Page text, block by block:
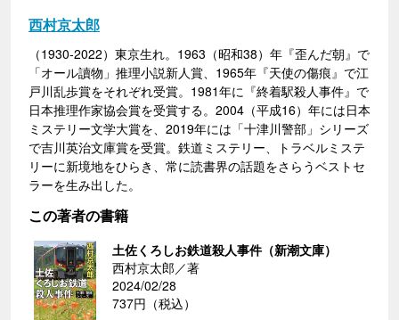
西村京太郎
（1930-2022）東京生れ。1963（昭和38）年『歪んだ朝』で
「オール讀物」推理小説新人賞、1965年『天使の傷痕』で江
戸川乱歩賞をそれぞれ受賞。1981年に『終着駅殺人事件』で
日本推理作家協会賞を受賞する。2004（平成16）年には日本
ミステリー文学大賞を、2019年には「十津川警部」シリーズ
で吉川英治文庫賞を受賞。鉄道ミステリー、トラベルミステ
リーに新境地をひらき、常に読書界の話題をさらうベストセ
ラーを生み出した。
この著者の書籍
土佐くろしお鉄道殺人事件（新潮文庫）
西村京太郎／著
2024/02/28
737円（税込）